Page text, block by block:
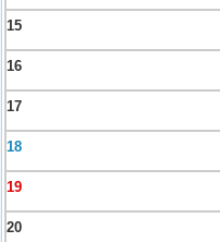
15
16
17
18
19
20